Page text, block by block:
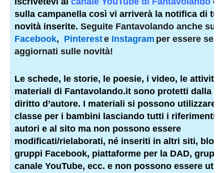
sulla campanella così vi arriverà la notifica di
novità inserite. Seguite Fantavolando anche su
Facebook, Pintereste Instagram per essere
aggiornati sulle novità!
Le schede, le storie, le poesie, i video, le attività
materiali di Fantavolando.it sono protetti dalla
diritto d’autore. I materiali si possono utilizzare
classe per i bambini lasciando tutti i riferimenti
autori e al sito ma non possono essere
modificati/rielaborati, né inseriti in altri siti, blog,
gruppi Facebook, piattaforme per la DAD,
canale YouTube, ecc. e non possono essere